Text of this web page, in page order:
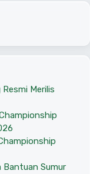
Merilis
Bantuan Sumur